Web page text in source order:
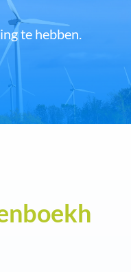
te hebben.